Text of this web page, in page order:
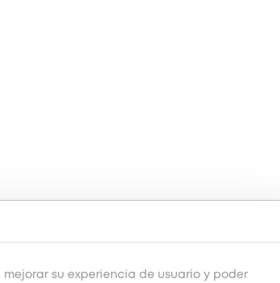
su experiencia de usuario y poder